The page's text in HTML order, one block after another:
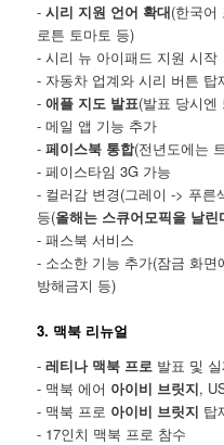
-시리 지원 언어 확대(한국어
로튼 토마토 등)
- 시리 뉴 아이패드 지원 시작
- 자동차 업계와 시리 버튼
-애플 지도 발표(발표 당시엔
- 메일 앱 기능 추가
-페이스북 통합(전년도에는
- 페이스타임 3G 가능
- 컬러감 변경(그레이 -> 푸른
등(올해는 스큐어모픽을 날린
- 패스북 서비스
- 소소한 기능 추가(잠금 화
방해금지 등)
3. 맥북 리뉴얼
-레티나 맥북 프로 발표 및
- 맥북 에어 아이비 브릿지,
- 맥북 프로 아이비 브릿지 탑
- 17인치 맥북 프로 참수